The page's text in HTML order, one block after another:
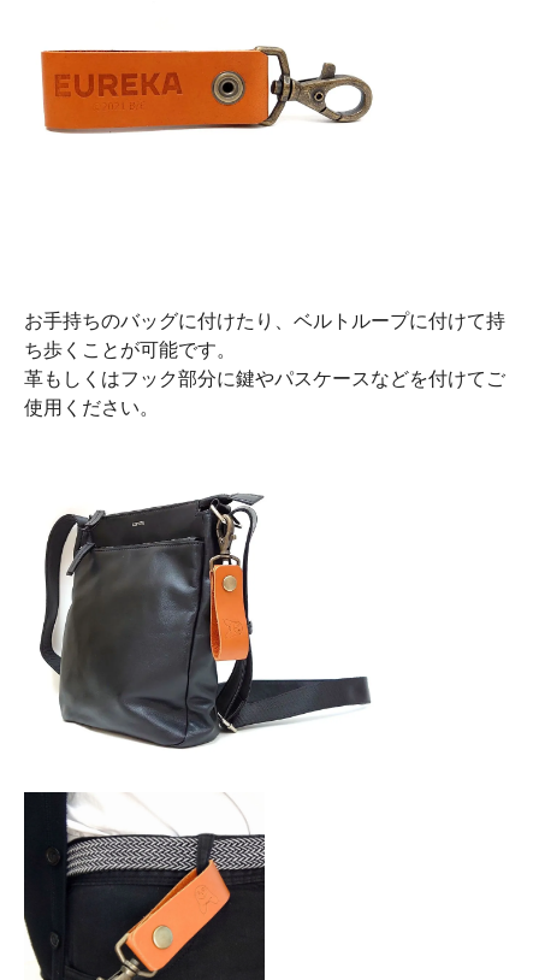
お手持ちのバッグに付けたり、ベルトループに付けて持
ち歩くことが可能です。
革もしくはフック部分に鍵やパスケースなどを付けてご
使用ください。